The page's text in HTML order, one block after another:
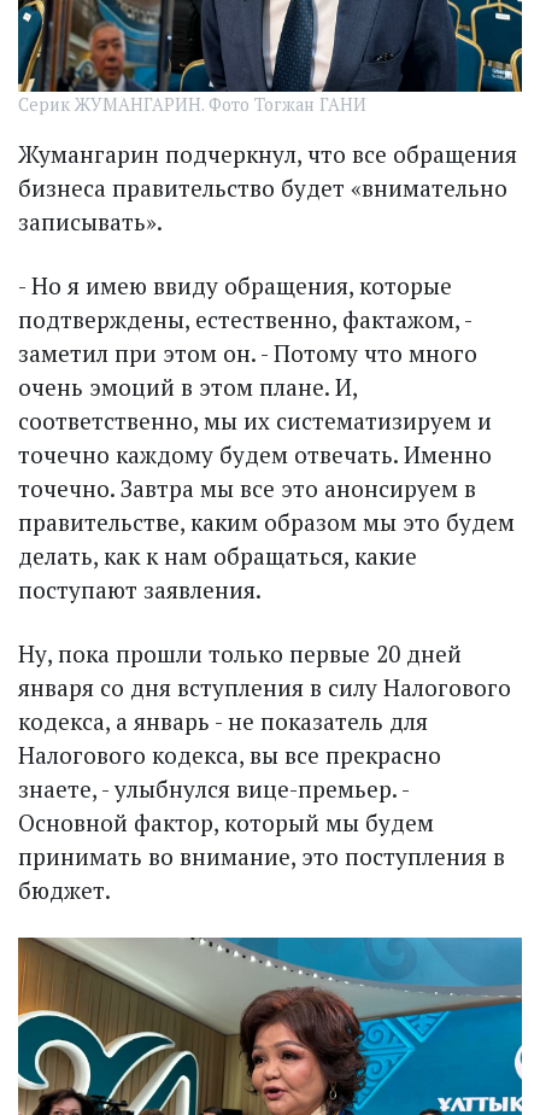
Серик ЖУМАНГАРИН. Фото Тогжан ГАНИ
Жумангарин подчеркнул, что все обращения
бизнеса правительство будет «внимательно
записывать».
- Но я имею ввиду обращения, которые
подтверждены, естественно, фактажом, -
заметил при этом он. - Потому что много
очень эмоций в этом плане. И,
соответственно, мы их систематизируем и
точечно каждому будем отвечать. Именно
точечно. Завтра мы все это анонсируем в
правительстве, каким образом мы это будем
делать, как к нам обращаться, какие
поступают заявления.
Ну, пока прошли только первые 20 дней
января со дня вступления в силу Налогового
кодекса, а январь - не показатель для
Налогового кодекса, вы все прекрасно
знаете, - улыбнулся вице-премьер. -
Основной фактор, который мы будем
принимать во внимание, это поступления в
бюджет.